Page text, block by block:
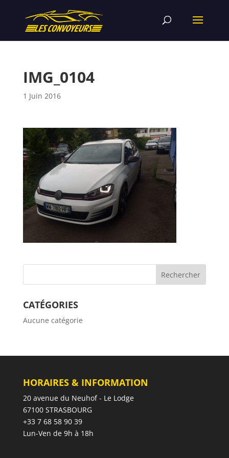
IMG_0104
1 Juin 2016
CATÉGORIES
Aucune catégorie
HORAIRES & INFORMATION
20 avenue du Neuhof - Le Lodge
67100 STRASBOURG
+33 7 68 58 90 39
Lun-Ven de 9h à 18h